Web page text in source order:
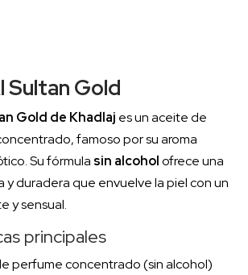
Sultan Gold
Gold de Khadlaj es un aceite de
famoso por su aroma
Su fórmula sin alcoholofrece una
y duradera que envuelve la piel con un
y sensual.
principales
perfume concentrado (sin alcohol)